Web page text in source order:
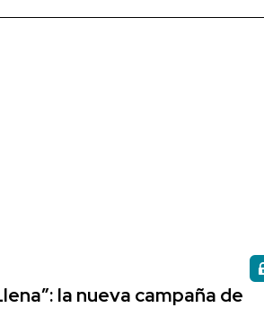
la nueva campaña de